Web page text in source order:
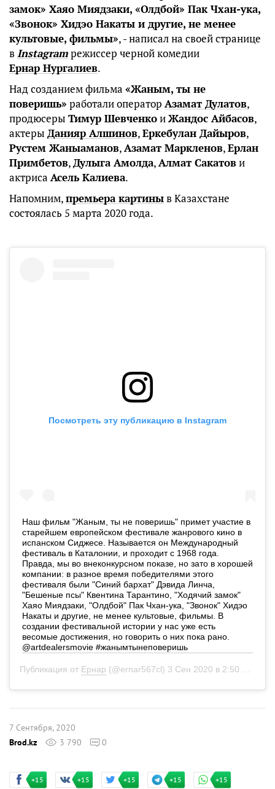
замок» Хаяо Миядзаки, «Олдбой» Пак Чхан-ука,
«Звонок» Хидэо Накаты и другие, не менее
культовые, фильмы», - написал на своей странице
вInstagramрежиссер черной комедии
Ернар Нургалиев.
Над созданием фильма «Жаным, ты не
поверишь» работали оператор Азамат Дулатов,
продюсеры Тимур ШевченкоиЖандос Айбасов,
актеры Данияр Алшинов,Еркебулан Дайыров,
Рустем Жаныаманов,Азамат Маркленов,Ерлан
Примбетов,Дулыга Амолда,Алмат Сакатови
актриса Асель Калиева.
Напомним,премьера картиныв Казахстане
состоялась 5 марта 2020 года.
Посмотреть эту публикацию в Instagram
Наш фильм "Жаным, ты не поверишь" примет участие в
старейшем европейском фестивале жанрового кино в
испанском Сиджесе. Называется он Международный
фестиваль в Каталонии, и проходит с 1968 года.
Правда, мы во внеконкурсном показе, но зато в хорошей
компании: в разное время победителями этого
фестиваля были "Синий бархат" Дэвида Линча,
"Бешеные псы" Квентина Тарантино, "Ходячий замок"
Хаяо Миядзаки, "Олдбой" Пак Чхан-ука, "Звонок" Хидэо
Накаты и другие, не менее культовые, фильмы. В
создании фестивальной истории у нас уже есть
весомые достижения, но говорить о них пока рано.
@artdealersmovie #жанымтынеповеришь
Публикация от Ернар (@ernar567cl) 3 Сен 2020 в 2:50 PDT
7 Сентября, 2020
Brod.kz
3 790 0
+15 +15 +15 +15 +15